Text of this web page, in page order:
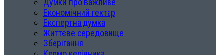
Думки про важливе
Економічний гектар
Експертна думка
Життєве середовище
Зберігання